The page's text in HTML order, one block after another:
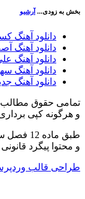
به زودی...آرشیو
دانلود آهنگ
دانلود آهنگ
دانلود آهنگ
دانلود آهنگ
دانلود آهنگ
حقوق مطالب
هرگونه کپی
طبق ماده
محتوا پیگرد
قالب